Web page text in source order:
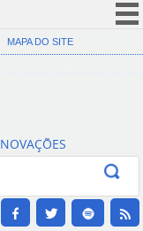
(COVID-19)
Canais
MAPA DO SITE